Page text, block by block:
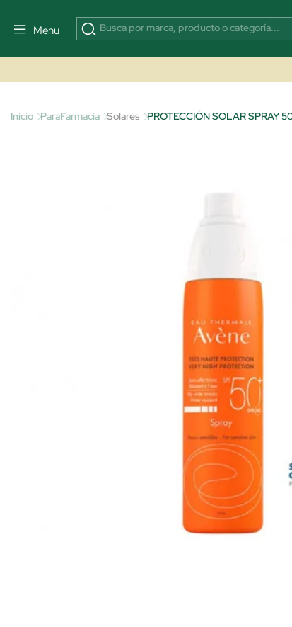
Menu
Inicio ParaFarmacia Solares PROTECCIÓN SOLAR SPRAY